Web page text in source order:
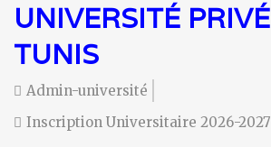
UNIVERSITÉ
TUNIS
Admin-université
Inscription Universitaire 2026-2027